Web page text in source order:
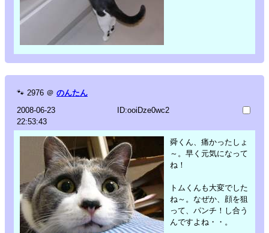
🐾 2976 ＠ のんたん
2008-06-23
22:53:43
ID:ooiDze0wc2
舜くん、痛かったしょ
～。早く元気になって
ね！
トムくんも大変でした
ね～。なぜか、顔を狙
って、パンチ！し合う
んですよね・・。